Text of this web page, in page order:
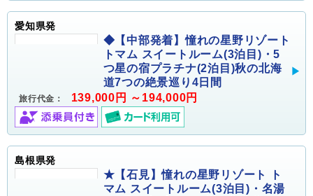
愛知県発
◆【中部発着】憧れの星野リゾート
トマム スイートルーム(3泊目)・5
つ星の宿プラチナ(2泊目)秋の北海
道7つの絶景巡り4日間
旅行代金： 139,000円 ～194,000円
島根県発
★【石見】憧れの星野リゾート ト
マム スイートルーム(3泊目)・名湯